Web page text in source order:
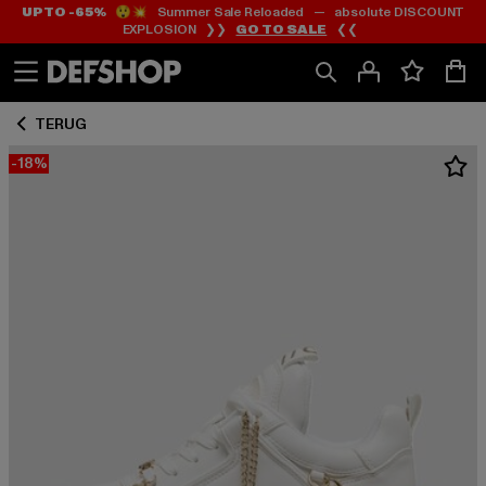
Ga
naar
Ga
naar
UP TO -65%😲💥 Summer Sale Reloaded — absolute DISCOUNT
EXPLOSION ❯❯ GO TO SALE ❮❮
TERUG
-18%